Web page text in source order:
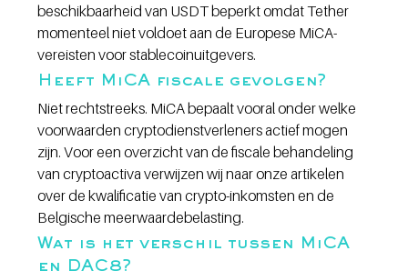
beschikbaarheid van USDT beperkt omdat Tether
momenteel niet voldoet aan de Europese MiCA-
vereisten voor stablecoinuitgevers.
Heeft MiCA fiscale gevolgen?
Niet rechtstreeks. MiCA bepaalt vooral onder welke
voorwaarden cryptodienstverleners actief mogen
zijn. Voor een overzicht van de fiscale behandeling
van cryptoactiva verwijzen wij naar onze artikelen
over de kwalificatie van crypto-inkomsten en de
Belgische meerwaardebelasting.
Wat is het verschil tussen MiCA
en DAC8?